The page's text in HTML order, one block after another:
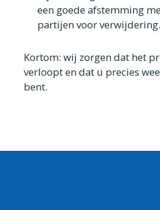
een goede afstemming
partijen voor verwijdering.
Kortom: wij zorgen dat het
verloopt en dat u precies
bent.